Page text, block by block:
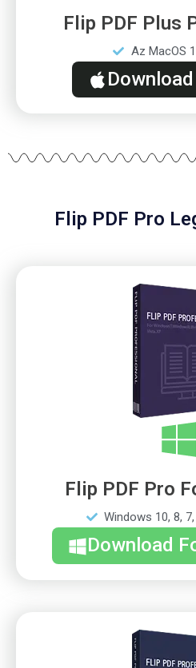
Flip PDF Plus
Az MacOS
Flip PDF Pro
Flip PDF Pro
Windows 10, 8,
Download